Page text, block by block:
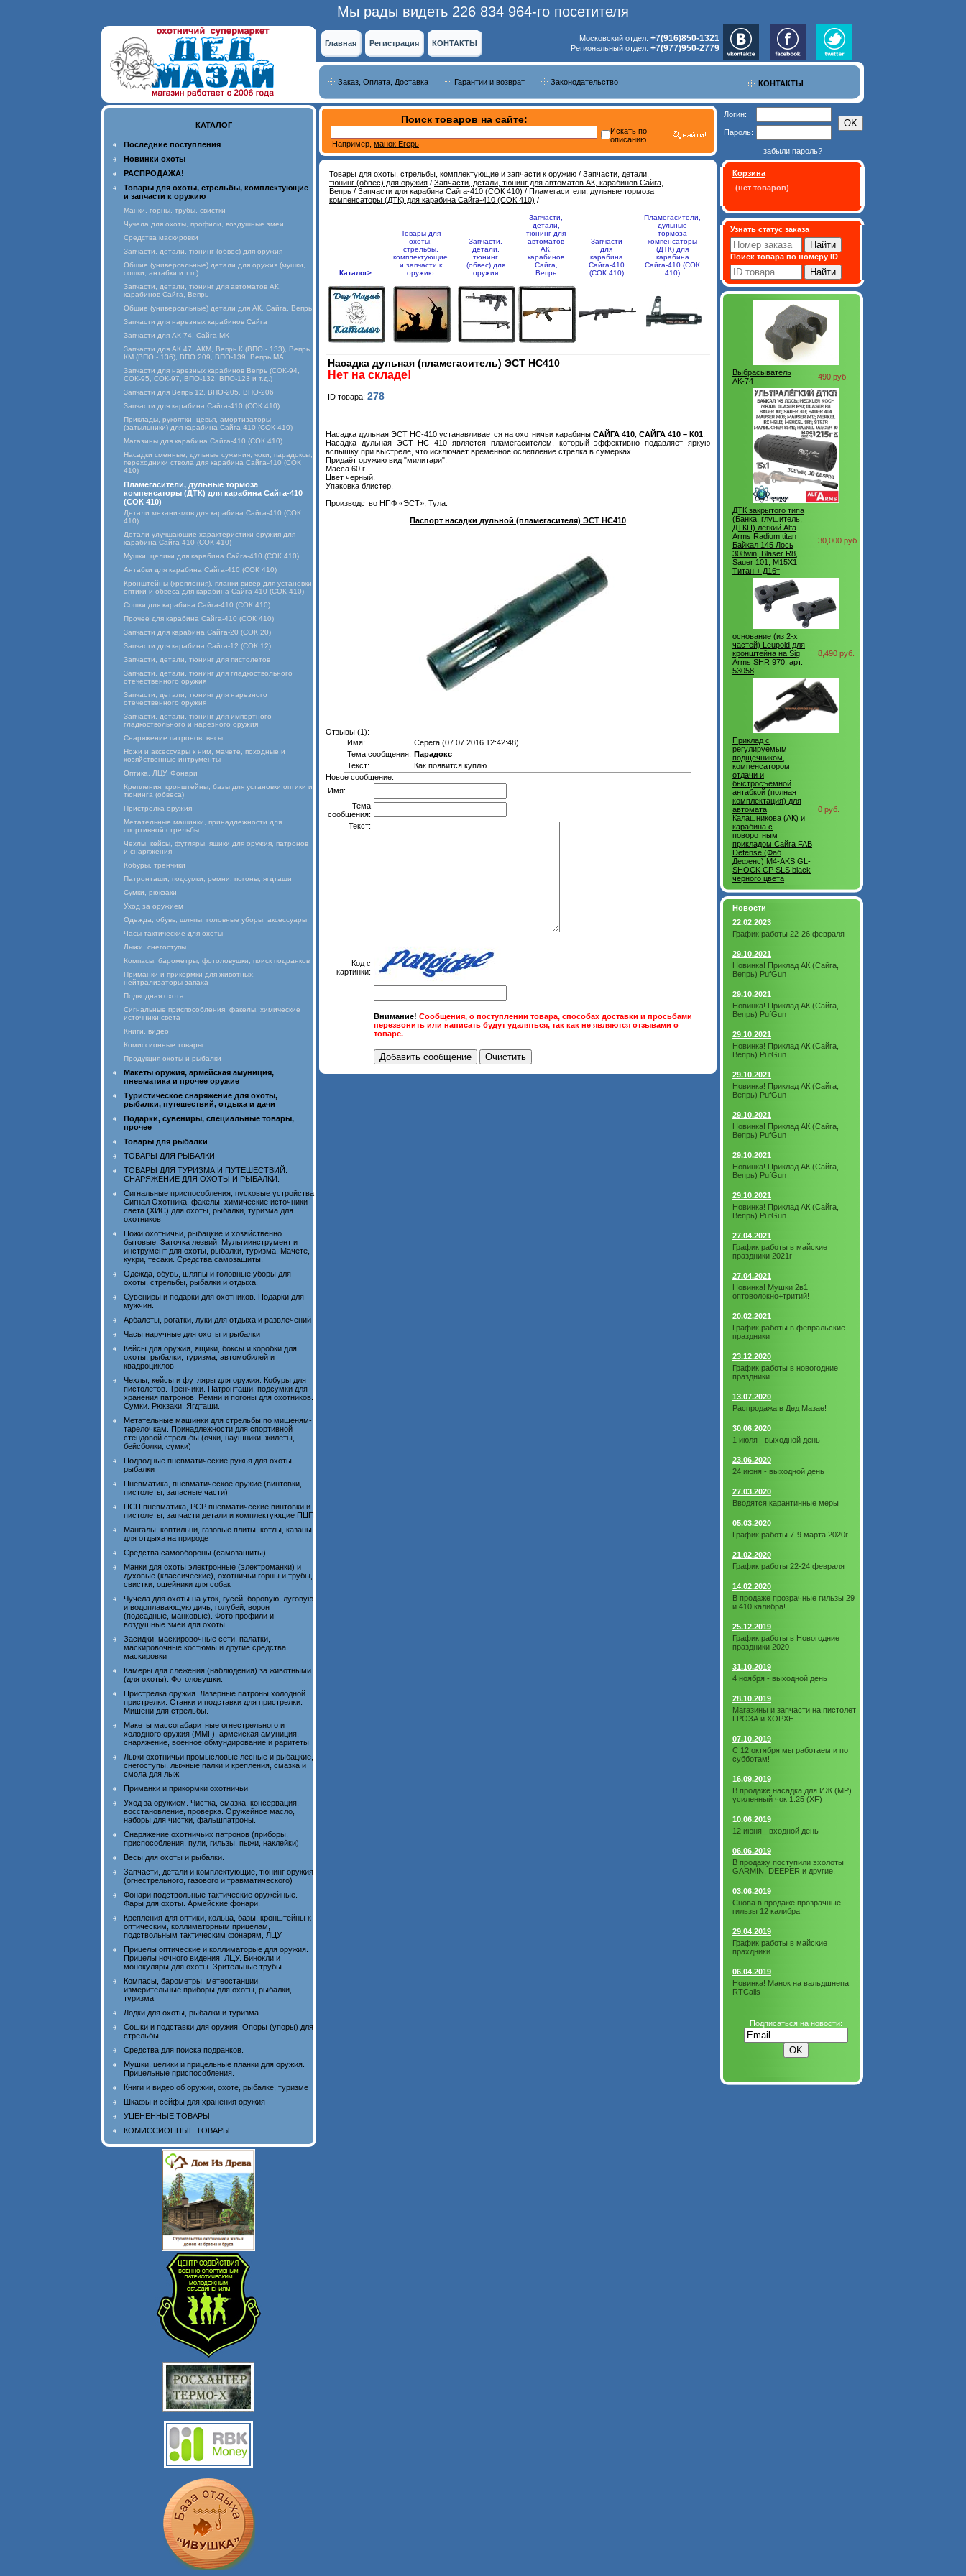
Мы рады видеть 226 834 964-го посетителя
Главная Регистрация КОНТАКТЫ
Московский отдел: +7(916)850-1321
Региональный отдел: +7(977)950-2779
КОНТАКТЫ
Заказ, Оплата, Доставка Гарантии и возврат Законодательство
КАТАЛОГ
Последние поступления
Новинки охоты
РАСПРОДАЖА!
Товары для охоты, стрельбы, комплектующие
и запчасти к оружию
Манки, горны, трубы, свистки
Чучела для охоты, профили, воздушные змеи
Средства маскировки
Запчасти, детали, тюнинг (обвес) для оружия
Общие (универсальные) детали для оружия (мушки,
сошки, антабки и т.п.)
Запчасти, детали, тюнинг для автоматов АК,
карабинов Сайга, Вепрь
Общие (универсальные) детали для АК, Сайга, Вепрь
Запчасти для нарезных карабинов Сайга
Запчасти для АК 74, Сайга МК
Запчасти для АК 47, АКМ, Вепрь К (ВПО - 133), Вепрь
КМ (ВПО - 136), ВПО 209, ВПО-139, Вепрь МА
Запчасти для нарезных карабинов Вепрь (СОК-94,
СОК-95, СОК-97, ВПО-132, ВПО-123 и т.д.)
Запчасти для Вепрь 12, ВПО-205, ВПО-206
Запчасти для карабина Сайга-410 (СОК 410)
Приклады, рукоятки, цевья, амортизаторы
(затыльники) для карабина Сайга-410 (СОК 410)
Магазины для карабина Сайга-410 (СОК 410)
Насадки сменные, дульные сужения, чоки, парадоксы,
переходники ствола для карабина Сайга-410 (СОК
410)
Пламегасители, дульные тормоза
компенсаторы (ДТК) для карабина Сайга-410
(СОК 410)
Детали механизмов для карабина Сайга-410 (СОК
410)
Детали улучшающие характеристики оружия для
карабина Сайга-410 (СОК 410)
Мушки, целики для карабина Сайга-410 (СОК 410)
Антабки для карабина Сайга-410 (СОК 410)
Кронштейны (крепления), планки вивер для установки
оптики и обвеса для карабина Сайга-410 (СОК 410)
Сошки для карабина Сайга-410 (СОК 410)
Прочее для карабина Сайга-410 (СОК 410)
Запчасти для карабина Сайга-20 (СОК 20)
Запчасти для карабина Сайга-12 (СОК 12)
Запчасти, детали, тюнинг для пистолетов
Запчасти, детали, тюнинг для гладкоствольного
отечественного оружия
Запчасти, детали, тюнинг для нарезного
отечественного оружия
Запчасти, детали, тюнинг для импортного
гладкоствольного и нарезного оружия
Снаряжение патронов, весы
Ножи и аксессуары к ним, мачете, походные и
хозяйственные интрументы
Оптика, ЛЦУ, Фонари
Крепления, кронштейны, базы для установки оптики и
тюнинга (обвеса)
Пристрелка оружия
Метательные машинки, принадлежности для
спортивной стрельбы
Чехлы, кейсы, футляры, ящики для оружия, патронов
и снаряжения
Кобуры, тренчики
Патронташи, подсумки, ремни, погоны, ягдташи
Сумки, рюкзаки
Уход за оружием
Одежда, обувь, шляпы, головные уборы, аксессуары
Часы тактические для охоты
Лыжи, снегоступы
Компасы, барометры, фотоловушки, поиск подранков
Приманки и прикормки для животных,
нейтрализаторы запаха
Подводная охота
Сигнальные приспособления, факелы, химические
источники света
Книги, видео
Комиссионные товары
Продукция охоты и рыбалки
Макеты оружия, армейская амуниция,
пневматика и прочее оружие
Туристическое снаряжение для охоты,
рыбалки, путешествий, отдыха и дачи
Подарки, сувениры, специальные товары,
прочее
Товары для рыбалки
ТОВАРЫ ДЛЯ РЫБАЛКИ
ТОВАРЫ ДЛЯ ТУРИЗМА И ПУТЕШЕСТВИЙ.
СНАРЯЖЕНИЕ ДЛЯ ОХОТЫ И РЫБАЛКИ.
Сигнальные приспособления, пусковые устройства
Сигнал Охотника, факелы, химические источники
света (ХИС) для охоты, рыбалки, туризма для
охотников
Ножи охотничьи, рыбацкие и хозяйственно
бытовые. Заточка лезвий. Мультиинструмент и
инструмент для охоты, рыбалки, туризма. Мачете,
кукри, тесаки. Средства самозащиты.
Одежда, обувь, шляпы и головные уборы для
охоты, стрельбы, рыбалки и отдыха.
Сувениры и подарки для охотников. Подарки для
мужчин.
Арбалеты, рогатки, луки для отдыха и развлечений
Часы наручные для охоты и рыбалки
Кейсы для оружия, ящики, боксы и коробки для
охоты, рыбалки, туризма, автомобилей и
квадроциклов
Чехлы, кейсы и футляры для оружия. Кобуры для
пистолетов. Тренчики. Патронташи, подсумки для
хранения патронов. Ремни и погоны для охотников.
Сумки. Рюкзаки. Ягдташи.
Метательные машинки для стрельбы по мишеням-
тарелочкам. Принадлежности для спортивной
стендовой стрельбы (очки, наушники, жилеты,
бейсболки, сумки)
Подводные пневматические ружья для охоты,
рыбалки
Пневматика, пневматическое оружие (винтовки,
пистолеты, запасные части)
ПСП пневматика, PCP пневматические винтовки и
пистолеты, запчасти детали и комплектующие ПЦП
Мангалы, коптильни, газовые плиты, котлы, казаны
для отдыха на природе
Средства самообороны (самозащиты).
Манки для охоты электронные (электроманки) и
духовые (классические), охотничьи горны и трубы,
свистки, ошейники для собак
Чучела для охоты на уток, гусей, боровую, луговую
и водоплавающую дичь, голубей, ворон
(подсадные, манковые). Фото профили и
воздушные змеи для охоты.
Засидки, маскировочные сети, палатки,
маскировочные костюмы и другие средства
маскировки
Камеры для слежения (наблюдения) за животными
(для охоты). Фотоловушки.
Пристрелка оружия. Лазерные патроны холодной
пристрелки. Станки и подставки для пристрелки.
Мишени для стрельбы.
Макеты массогабаритные огнестрельного и
холодного оружия (ММГ), армейская амуниция,
снаряжение, военное обмундирование и раритеты
Лыжи охотничьи промысловые лесные и рыбацкие,
снегоступы, лыжные палки и крепления, смазка и
смола для лыж
Приманки и прикормки охотничьи
Уход за оружием. Чистка, смазка, консервация,
восстановление, проверка. Оружейное масло,
наборы для чистки, фальшпатроны.
Снаряжение охотничьих патронов (приборы,
приспособления, пули, гильзы, пыжи, наклейки)
Весы для охоты и рыбалки.
Запчасти, детали и комплектующие, тюнинг оружия
(огнестрельного, газового и травматического)
Фонари подствольные тактические оружейные.
Фары для охоты. Армейские фонари.
Крепления для оптики, кольца, базы, кронштейны к
оптическим, коллиматорным прицелам,
подствольным тактическим фонарям, ЛЦУ
Прицелы оптические и коллиматорые для оружия.
Прицелы ночного видения. ЛЦУ. Бинокли и
монокуляры для охоты. Зрительные трубы.
Компасы, барометры, метеостанции,
измерительные приборы для охоты, рыбалки,
туризма
Лодки для охоты, рыбалки и туризма
Сошки и подставки для оружия. Опоры (упоры) для
стрельбы.
Средства для поиска подранков.
Мушки, целики и прицельные планки для оружия.
Прицельные приспособления.
Книги и видео об оружии, охоте, рыбалке, туризме
Шкафы и сейфы для хранения оружия
УЦЕНЕННЫЕ ТОВАРЫ
КОМИССИОННЫЕ ТОВАРЫ
Поиск товаров на сайте:
Например, манок Егерь
Искать по
описанию
Товары для охоты, стрельбы, комплектующие и запчасти к оружию / Запчасти, детали,
тюнинг (обвес) для оружия / Запчасти, детали, тюнинг для автоматов АК, карабинов Сайга,
Вепрь / Запчасти для карабина Сайга-410 (СОК 410) / Пламегасители, дульные тормоза
компенсаторы (ДТК) для карабина Сайга-410 (СОК 410) /
Каталог>
Товары для
охоты,
стрельбы,
комплектующие
и запчасти к
оружию
Запчасти,
детали,
тюнинг
(обвес) для
оружия
Запчасти,
детали,
тюнинг для
автоматов
АК,
карабинов
Сайга,
Вепрь
Запчасти
для
карабина
Сайга-410
(СОК 410)
Пламегасители,
дульные
тормоза
компенсаторы
(ДТК) для
карабина
Сайга-410 (СОК
410)
Насадка дульная (пламегаситель) ЭСТ НС410
Нет на складе!
ID товара: 278
Насадка дульная ЭСТ НС-410 устанавливается на охотничьи карабины САЙГА 410 САЙГА 410 – К01
Насадка дульная ЭСТ НС 410 является пламегасителем, который эффективно подавляет яркую
вспышку при выстреле, что исключает временное ослепление стрелка в сумерках.
Придаёт оружию вид "милитари".
Масса 60 г.
Цвет черный.
Упаковка блистер.
Производство НПФ «ЭСТ», Тула.
Паспорт насадки дульной (пламегасителя) ЭСТ НС410
Отзывы (1):
Имя:
Серёга (07.07.2016 12:42:48)
Тема сообщения: Парадокс
Текст:
Как появится куплю
Новое сообщение:
Имя:
Тема
сообщения:
Текст:
Код с
картинки:
Внимание! Сообщения, о поступлении товара, способах доставки и просьбами
перезвонить или написать будут удаляться, так как не являются отзывами о
товаре.
Логин:
Пароль:
забыли пароль?
Корзина
(нет товаров)
Узнать статус заказа
Поиск товара по номеру ID
Выбрасыватель
АК-74
490 руб.
ДТК закрытого типа
(Банка, глушитель,
ДТКП) легкий Alfa
Arms Radium titan
Байкал 145 Лось
308win, Blaser R8,
Sauer 101, M15X1
Титан + Д16т
30,000 руб.
основание (из 2-х
частей) Leupold для
кронштейна на Sig
Arms SHR 970, арт.
53058
8,490 руб.
Приклад с
регулируемым
подщечником,
компенсатором
отдачи и
быстросъемной
антабкой (полная
комплектация) для
автомата
Калашникова (АК) и
карабина с
поворотным
прикладом Сайга FAB
Defense (Фаб
Дефенс) M4-AKS GL-
SHOCK CP SLS black
черного цвета
0 руб.
Новости
22.02.2023
График работы 22-26 февраля
29.10.2021
Новинка! Приклад АК (Сайга,
Вепрь) PufGun
29.10.2021
Новинка! Приклад АК (Сайга,
Вепрь) PufGun
29.10.2021
Новинка! Приклад АК (Сайга,
Вепрь) PufGun
29.10.2021
Новинка! Приклад АК (Сайга,
Вепрь) PufGun
29.10.2021
Новинка! Приклад АК (Сайга,
Вепрь) PufGun
29.10.2021
Новинка! Приклад АК (Сайга,
Вепрь) PufGun
29.10.2021
Новинка! Приклад АК (Сайга,
Вепрь) PufGun
27.04.2021
График работы в майские
праздники 2021г
27.04.2021
Новинка! Мушки 2в1
оптоволокно+тритий!
20.02.2021
График работы в февральские
праздники
23.12.2020
График работы в новогодние
праздники
13.07.2020
Распродажа в Дед Мазае!
30.06.2020
1 июля - выходной день
23.06.2020
24 июня - выходной день
27.03.2020
Вводятся карантинные меры
05.03.2020
График работы 7-9 марта 2020г
21.02.2020
График работы 22-24 февраля
14.02.2020
В продаже прозрачные гильзы 29
и 410 калибра!
25.12.2019
График работы в Новогодние
праздники 2020
31.10.2019
4 ноября - выходной день
28.10.2019
Магазины и запчасти на пистолет
ГРОЗА и ХОРХЕ
07.10.2019
С 12 октября мы работаем и по
субботам!
16.09.2019
В продаже насадка для ИЖ (МР)
усиленный чок 1.25 (XF)
10.06.2019
12 июня - входной день
06.06.2019
В продажу поступили эхолоты
GARMIN, DEEPER и другие.
03.06.2019
Снова в продаже прозрачные
гильзы 12 калибра!
29.04.2019
График работы в майские
прахдники
06.04.2019
Новинка! Манок на вальдшнепа
RTCalls
Подписаться на новости: